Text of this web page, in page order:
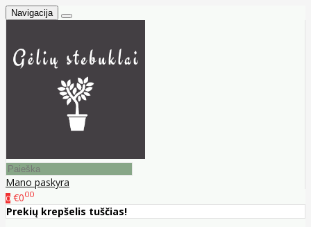
Navigacija
Mano paskyra
0 €000
Prekių krepšelis tuščias!